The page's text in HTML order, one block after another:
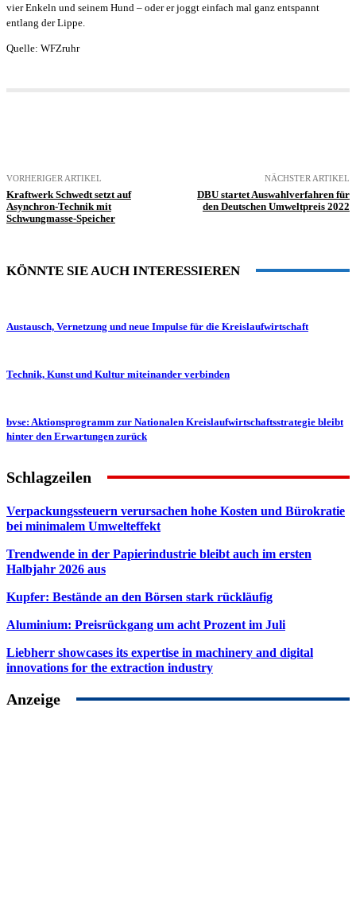
vier Enkeln und seinem Hund – oder er joggt einfach mal ganz entspannt
entlang der Lippe.
Quelle: WFZruhr
VORHERIGER ARTIKEL
Kraftwerk Schwedt setzt auf
Asynchron-Technik mit
Schwungmasse-Speicher
NÄCHSTER ARTIKEL
DBU startet Auswahlverfahren für
den Deutschen Umweltpreis 2022
KÖNNTE SIE AUCH INTERESSIEREN
Austausch, Vernetzung und neue Impulse für die Kreislaufwirtschaft
Technik, Kunst und Kultur miteinander verbinden
bvse: Aktionsprogramm zur Nationalen Kreislaufwirtschaftsstrategie bleibt
hinter den Erwartungen zurück
Schlagzeilen
Verpackungssteuern verursachen hohe Kosten und Bürokratie
bei minimalem Umwelteffekt
Trendwende in der Papierindustrie bleibt auch im ersten
Halbjahr 2026 aus
Kupfer: Bestände an den Börsen stark rückläufig
Aluminium: Preisrückgang um acht Prozent im Juli
Liebherr showcases its expertise in machinery and digital
innovations for the extraction industry
Anzeige